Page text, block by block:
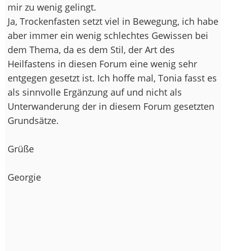
mir zu wenig gelingt.
Ja, Trockenfasten setzt viel in Bewegung, ich habe
aber immer ein wenig schlechtes Gewissen bei
dem Thema, da es dem Stil, der Art des
Heilfastens in diesen Forum eine wenig sehr
entgegen gesetzt ist. Ich hoffe mal, Tonia fasst es
als sinnvolle Ergänzung auf und nicht als
Unterwanderung der in diesem Forum gesetzten
Grundsätze.
Grüße
Georgie